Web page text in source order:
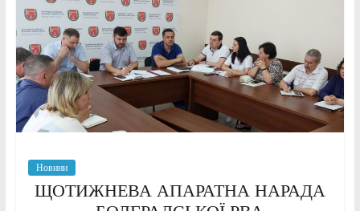
Новини
ЩОТИЖНЕВА АПАРАТНА НАРАДА